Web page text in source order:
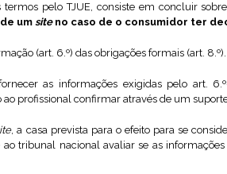
termos pelo TJUE, consiste em concluir
umsiteno caso de o consumidor ter
(art. 6.º) das obrigações formais (art. 8.º).
as informações exigidas pelo art.
profissional confirmar através de um
, a casa prevista para o efeito para se
tribunal nacional avaliar se as